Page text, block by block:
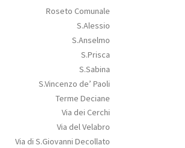
Roseto Comunale
S.Alessio
S.Anselmo
S.Prisca
S.Sabina
S.Vincenzo de’ Paoli
Terme Deciane
Via dei Cerchi
Via del Velabro
Via di S.Giovanni Decollato